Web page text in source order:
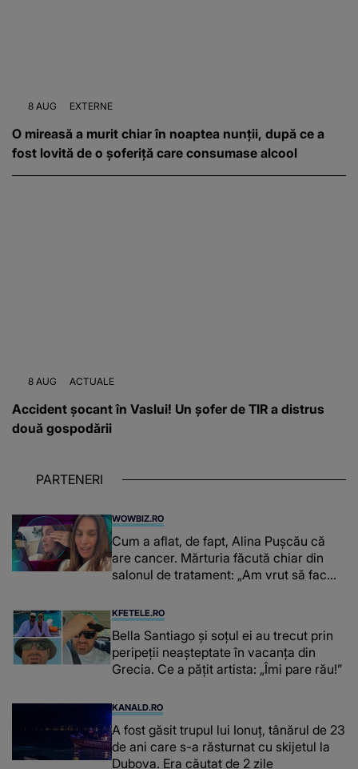
8 AUG EXTERNE
O mireasă a murit chiar în noaptea nunții, după ce a
fost lovită de o șoferiță care consumase alcool
8 AUG ACTUALE
Accident șocant în Vaslui! Un șofer de TIR a distrus
două gospodării
PARTENERI
WOWBIZ.RO
Cum a aflat, de fapt, Alina Pușcău că
are cancer. Mărturia făcută chiar din
salonul de tratament: „Am vrut să fac
înțepe sânul”
KFETELE.RO
Bella Santiago și soțul ei au trecut prin
peripeții neașteptate în vacanța din
Grecia. Ce a pățit artista: „Îmi pare rău!”
KANALD.RO
A fost găsit trupul lui Ionuț, tânărul de 23
de ani care s-a răsturnat cu skijetul la
Dubova. Era căutat de 2 zile